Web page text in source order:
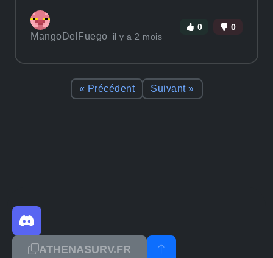
MangoDelFuego il y a 2 mois
0 0
« Précédent Suivant »
ATHENASURV.FR